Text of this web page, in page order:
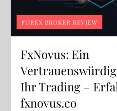
FOREX BROKER REVIEW
FxNovus: Ein
Ihr Trading –
fxnovus.co